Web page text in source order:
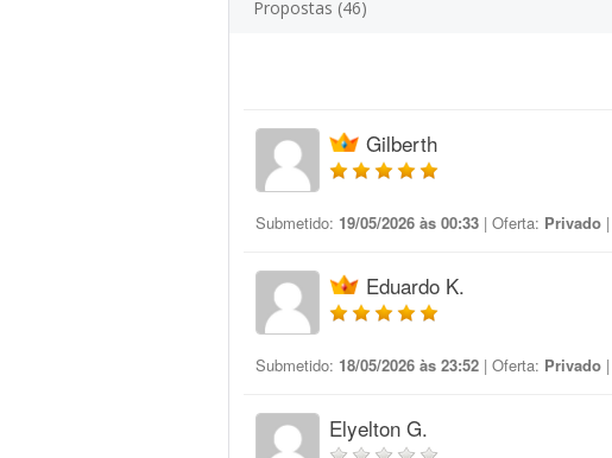
Propostas (46)
Gilberth
Submetido: 19/05/2026 às 00:33 | Oferta: Privado
Eduardo K.
Submetido: 18/05/2026 às 23:52 | Oferta: Privado
Elyelton G.